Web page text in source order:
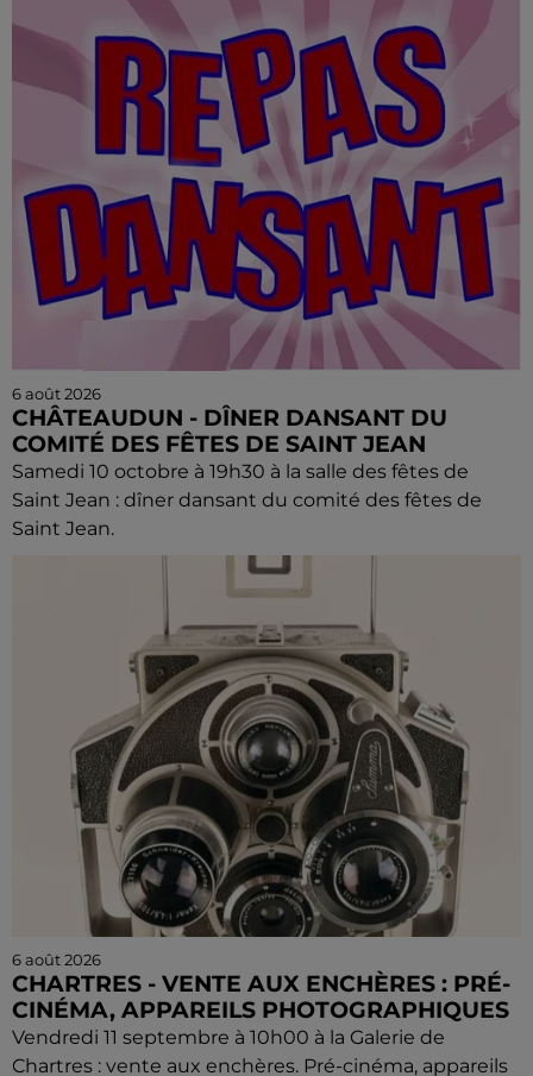
6 août 2026
CHÂTEAUDUN - DÎNER DANSANT DU
COMITÉ DES FÊTES DE SAINT JEAN
Samedi 10 octobre à 19h30 à la salle des fêtes de
Saint Jean : dîner dansant du comité des fêtes de
Saint Jean.
6 août 2026
CHARTRES - VENTE AUX ENCHÈRES : PRÉ-
CINÉMA, APPAREILS PHOTOGRAPHIQUES
Vendredi 11 septembre à 10h00 à la Galerie de
Chartres : vente aux enchères. Pré-cinéma, appareils